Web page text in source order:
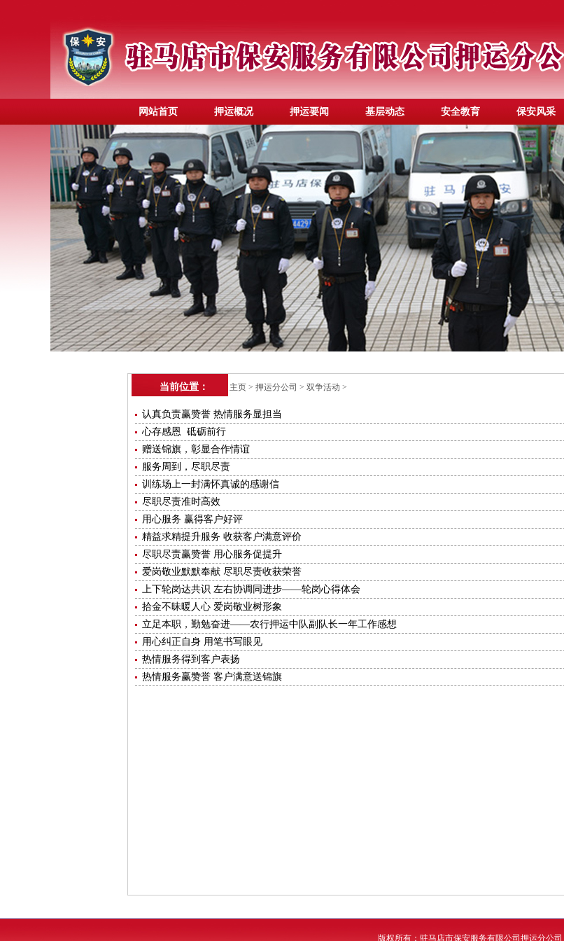
网站首页 押运概况 押运要闻 基层动态 安全教育 保安风采
当前位置： 主页 > 押运分公司 > 双争活动 >
认真负责赢赞誉 热情服务显担当
心存感恩 砥砺前行
赠送锦旗，彰显合作情谊
服务周到，尽职尽责
训练场上一封满怀真诚的感谢信
尽职尽责准时高效
用心服务 赢得客户好评
精益求精提升服务 收获客户满意评价
尽职尽责赢赞誉 用心服务促提升
爱岗敬业默默奉献 尽职尽责收获荣誉
上下轮岗达共识 左右协调同进步——轮岗心得体会
拾金不昧暖人心 爱岗敬业树形象
立足本职，勤勉奋进——农行押运中队副队长一年工作感想
用心纠正自身 用笔书写眼见
热情服务得到客户表扬
热情服务赢赞誉 客户满意送锦旗
版权所有：驻马店市保安服务有限公司押运分公司